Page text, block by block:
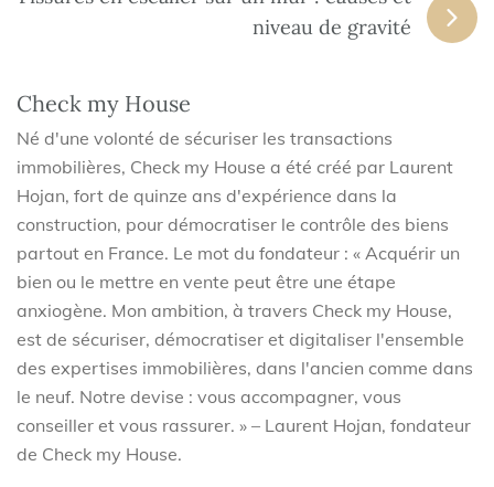
niveau de gravité
Check my House
Né d'une volonté de sécuriser les transactions
immobilières, Check my House a été créé par Laurent
Hojan, fort de quinze ans d'expérience dans la
construction, pour démocratiser le contrôle des biens
partout en France. Le mot du fondateur : « Acquérir un
bien ou le mettre en vente peut être une étape
anxiogène. Mon ambition, à travers Check my House,
est de sécuriser, démocratiser et digitaliser l'ensemble
des expertises immobilières, dans l'ancien comme dans
le neuf. Notre devise : vous accompagner, vous
conseiller et vous rassurer. » – Laurent Hojan, fondateur
de Check my House.